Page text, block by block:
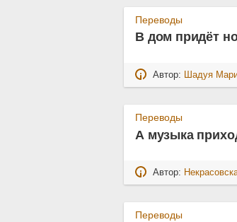
Переводы
В дом придёт
Автор: Шадуя
Переводы
А музыка
Автор:
Переводы